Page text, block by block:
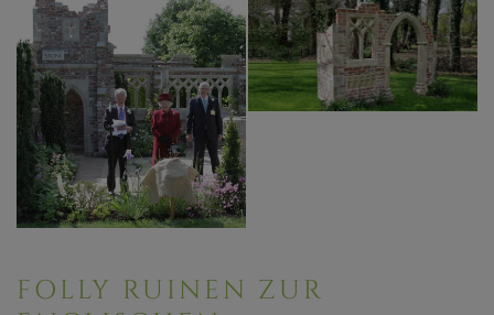
FOLLY RUINEN ZUR